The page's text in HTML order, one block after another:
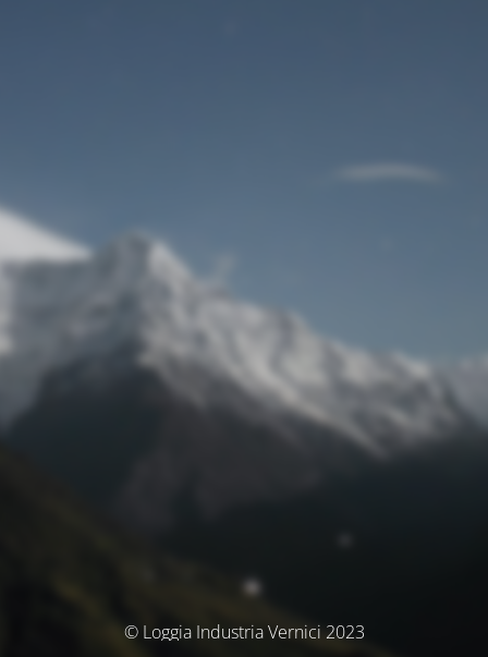
© Loggia Industria Vernici 2023